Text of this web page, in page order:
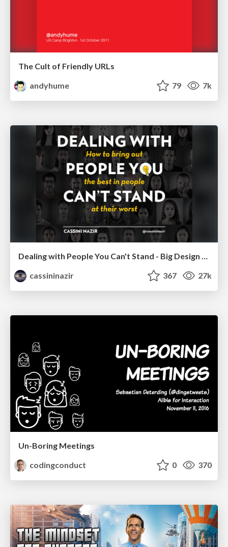
The Cult of Friendly URLs
andyhume
79 7k
Dealing with People You Can't Stand - Big Design 2015
cassininazir
367 27k
Un-Boring Meetings
codingconduct
0 370